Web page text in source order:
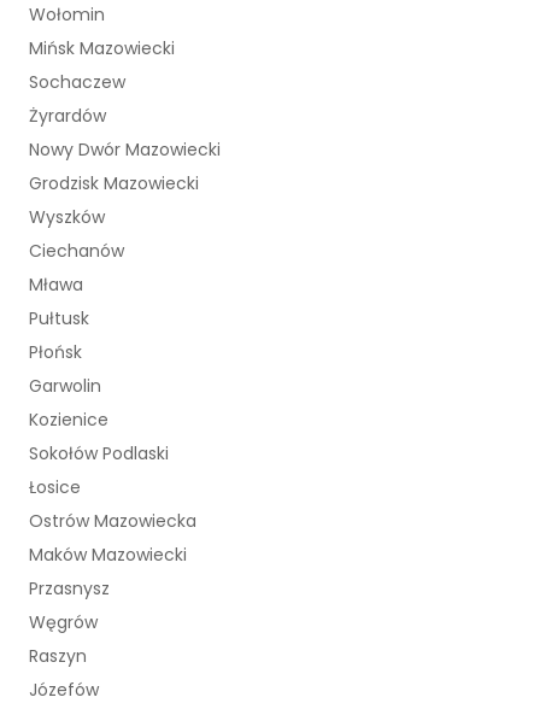
Wołomin
Mińsk Mazowiecki
Sochaczew
Żyrardów
Nowy Dwór Mazowiecki
Grodzisk Mazowiecki
Wyszków
Ciechanów
Mława
Pułtusk
Płońsk
Garwolin
Kozienice
Sokołów Podlaski
Łosice
Ostrów Mazowiecka
Maków Mazowiecki
Przasnysz
Węgrów
Raszyn
Józefów